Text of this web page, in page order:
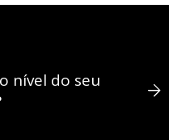
nível do seu